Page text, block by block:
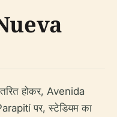
होकर, Avenida
पर, स्टेडियम का